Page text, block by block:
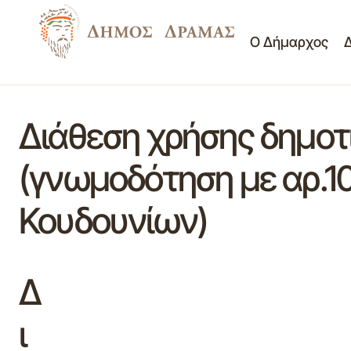
Ο Δήμαρχος
Διάθεση χρήσης
(γνωμοδότηση με
Κουδουνίων)
Δ
ι